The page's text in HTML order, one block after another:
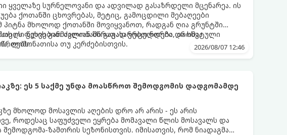
ყველაზე სურნელოვანი და ადვილად გასაზრდელი მცენარეა. ის
ქოთანში ცხოვრებას, მეტიც, გამოცდილი მებაღეები
პიტნა მხოლოდ ქოთანში მოვიყვანოთ, რადგან ღია გრუნტში
ის ფესვებით ძალიან სწრაფად ვრცელდება და სხვა
წლის განმავლობაში გაგახარებთ ნორჩი, არომატული
ლიმონათისა თუ კერძებისთვის.
2026/08/07 12:46
ეს 5 საქმე უნდა მოასწროთ შემოდგომის დადგომამდე
მხოლოდ მოსავლის აღების დრო არ არის - ეს არის
როდესაც საფუძველი ეყრება მომავალი წლის მოსავალს და
ზამთრის სეზონისთვის. იმისათვის, რომ ნიადაგმა